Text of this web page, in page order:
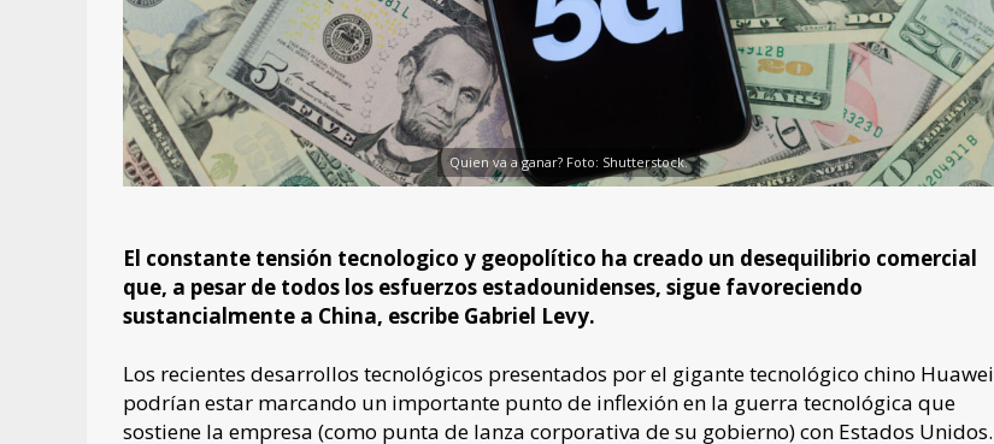
Quien va a ganar? Foto: Shutterstock.
El constante tensión tecnologico y geopolítico ha creado un desequilibrio comercial
que, a pesar de todos los esfuerzos estadounidenses, sigue favoreciendo
sustancialmente a China, escribe Gabriel Levy.
Los recientes desarrollos tecnológicos presentados por el gigante tecnológico chino Huawei
podrían estar marcando un importante punto de inflexión en la guerra tecnológica que
sostiene la empresa (como punta de lanza corporativa de su gobierno) con Estados Unidos.